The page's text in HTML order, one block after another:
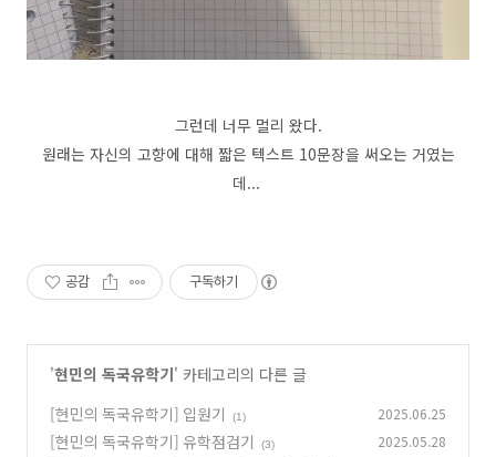
그런데 너무 멀리 왔다.
원래는 자신의 고향에 대해 짧은 텍스트 10문장을 써오는 거였는
데...
공감 구독하기
'현민의 독국유학기' 카테고리의 다른 글
[현민의 독국유학기] 입원기
(1) 2025.06.25
[현민의 독국유학기] 유학점검기 (3) 2025.05.28